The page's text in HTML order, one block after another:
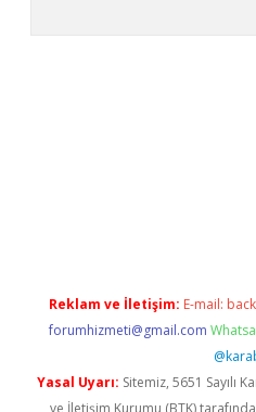
Reklam ve İletişim: E-mail:
forumhizmeti@gmail.com
Yasal Uyarı: Sitemiz, 5651 Sayılı
ve İletişim Kurumu (BTK)